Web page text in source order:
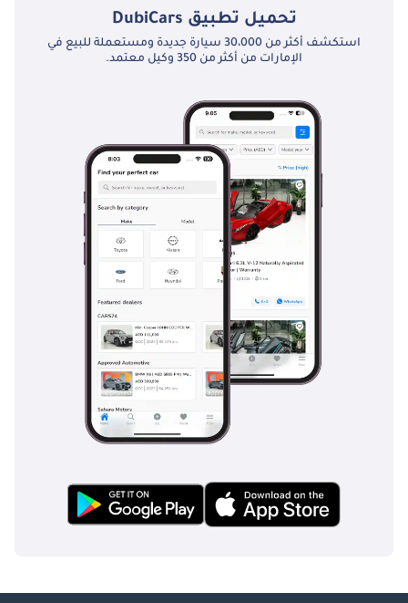
تحميل تطبيق DubiCars
استكشف أكثر من 30،000 سيارة جديدة ومستعملة للبيع في
الإمارات من أكثر من 350 وكيل معتمد.